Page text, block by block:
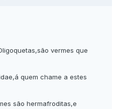
vermes que
quem chame a estes
são hermafroditas,e